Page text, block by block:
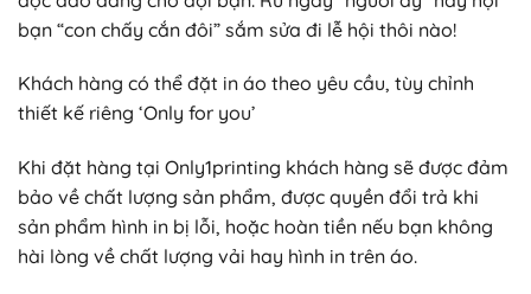
bạn “con chấy cắn đôi” sắm sửa đi lễ hội thôi nào!
Khách hàng có thể đặt in áo theo yêu cầu, tùy chỉnh
thiết kế riêng ‘Only for you’
Khi đặt hàng tại Only1printing khách hàng sẽ được đảm
bảo về chất lượng sản phẩm, được quyền đổi trả khi
sản phẩm hình in bị lỗi, hoặc hoàn tiền nếu bạn không
hài lòng về chất lượng vải hay hình in trên áo.